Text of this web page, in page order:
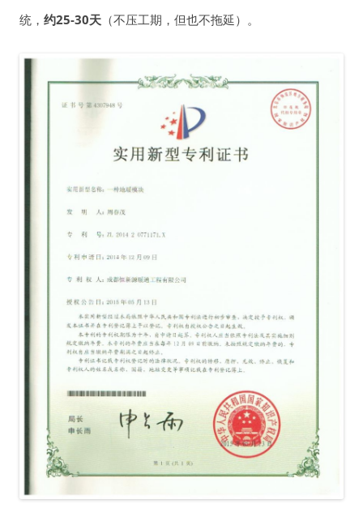
统， 约25-30天 （不压工期，但也不拖延）。